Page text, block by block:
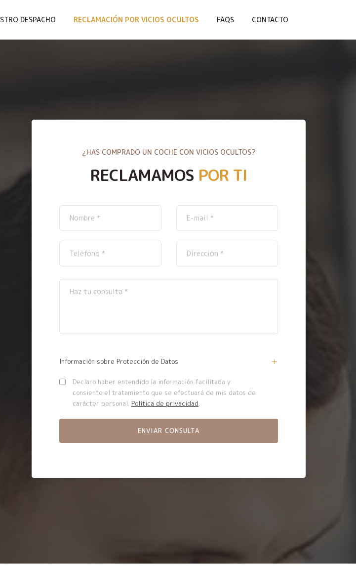
DESPACHO RECLAMACIÓN POR VICIOS OCULTOS FAQS CONTACTO
¿HAS COMPRADO UN COCHE CON VICIOS OCULTOS?
RECLAMAMOS POR TI
Información sobre Protección de Datos
Declaro haber entendido la información facilitada y
consiento el tratamiento que se efectuará de mis datos de
carácter personal. Política de privacidad.